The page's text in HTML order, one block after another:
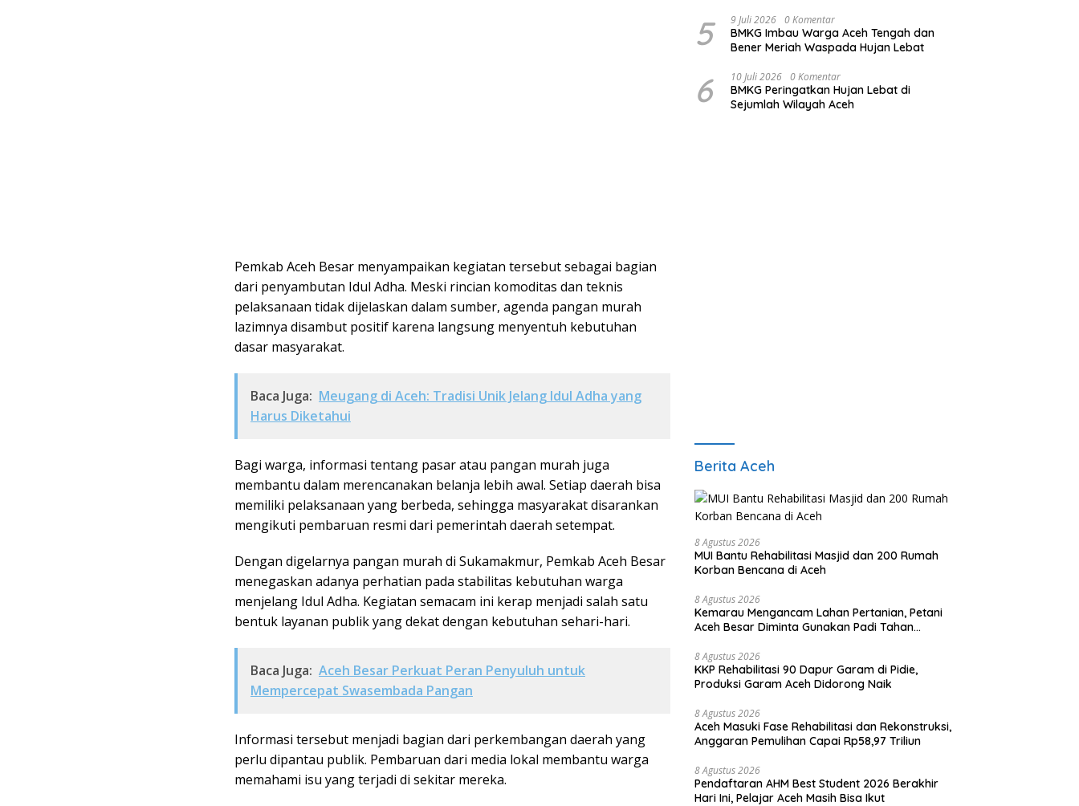
Pemkab Aceh Besar menyampaikan kegiatan tersebut sebagai bagian
dari penyambutan Idul Adha. Meski rincian komoditas dan teknis
pelaksanaan tidak dijelaskan dalam sumber, agenda pangan murah
lazimnya disambut positif karena langsung menyentuh kebutuhan
dasar masyarakat.
Baca Juga: Meugang di Aceh: Tradisi Unik Jelang Idul Adha yang
Harus Diketahui
Bagi warga, informasi tentang pasar atau pangan murah juga
membantu dalam merencanakan belanja lebih awal. Setiap daerah bisa
memiliki pelaksanaan yang berbeda, sehingga masyarakat disarankan
mengikuti pembaruan resmi dari pemerintah daerah setempat.
Dengan digelarnya pangan murah di Sukamakmur, Pemkab Aceh Besar
menegaskan adanya perhatian pada stabilitas kebutuhan warga
menjelang Idul Adha. Kegiatan semacam ini kerap menjadi salah satu
bentuk layanan publik yang dekat dengan kebutuhan sehari-hari.
Baca Juga: Aceh Besar Perkuat Peran Penyuluh untuk
Mempercepat Swasembada Pangan
Informasi tersebut menjadi bagian dari perkembangan daerah yang
perlu dipantau publik. Pembaruan dari media lokal membantu warga
memahami isu yang terjadi di sekitar mereka.
5 9 Juli 2026 0 Komentar
BMKG Imbau Warga Aceh Tengah dan
Bener Meriah Waspada Hujan Lebat
6 10 Juli 2026 0 Komentar
BMKG Peringatkan Hujan Lebat di
Sejumlah Wilayah Aceh
Berita Aceh
8 Agustus 2026
MUI Bantu Rehabilitasi Masjid dan 200 Rumah
Korban Bencana di Aceh
8 Agustus 2026
Kemarau Mengancam Lahan Pertanian, Petani
Aceh Besar Diminta Gunakan Padi Tahan
8 Agustus 2026
KKP Rehabilitasi 90 Dapur Garam di Pidie,
Produksi Garam Aceh Didorong Naik
8 Agustus 2026
Aceh Masuki Fase Rehabilitasi dan Rekonstruksi,
Anggaran Pemulihan Capai Rp58,97 Triliun
8 Agustus 2026
Pendaftaran AHM Best Student 2026 Berakhir
Hari Ini, Pelajar Aceh Masih Bisa Ikut